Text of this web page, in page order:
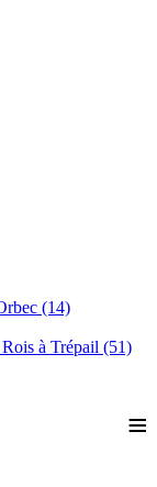
(14)
à Trépail (51)
≡